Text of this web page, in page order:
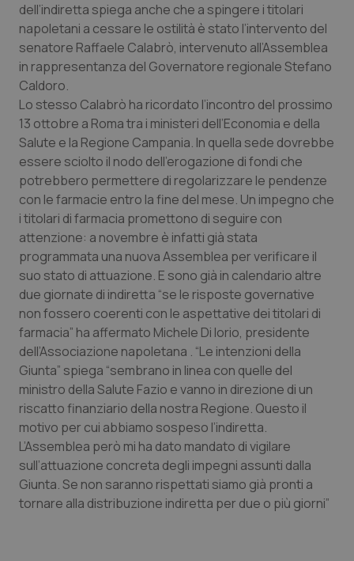
Lazio
Liguria
Lombardia
Marche
Molise
Piemonte
Provincia Autonoma di Bolzano
Provincia Autonoma di Trento
Puglia
Sardegna
Sicilia
Toscana
Diabete & glucometri
Disturbi dell’umore
Dolore
Donna & Salute
Epatiti
HIV
Infezioni & Febbre
Ipertensione & Scompenso
Malattie rare
Malattia di Crohn & Rettocolite Ulcerosa
Neuroscienze & patologie neurodegenerative
Obesità
dell’indiretta spiega anche che a spingere i titolari
napoletani a cessare le ostilità è stato l’intervento del
senatore Raffaele Calabrò, intervenuto all’Assemblea
in rappresentanza del Governatore regionale Stefano
Caldoro.
Lo stesso Calabrò ha ricordato l’incontro del prossimo
13 ottobre a Roma tra i ministeri dell’Economia e della
Salute e la Regione Campania. In quella sede dovrebbe
essere sciolto il nodo dell’erogazione di fondi che
potrebbero permettere di regolarizzare le pendenze
con le farmacie entro la fine del mese. Un impegno che
i titolari di farmacia promettono di seguire con
attenzione: a novembre è infatti già stata
programmata una nuova Assemblea per verificare il
suo stato di attuazione. E sono già in calendario altre
due giornate di indiretta “se le risposte governative
non fossero coerenti con le aspettative dei titolari di
farmacia” ha affermato Michele Di Iorio, presidente
dell’Associazione napoletana . “Le intenzioni della
Giunta” spiega “sembrano in linea con quelle del
ministro della Salute Fazio e vanno in direzione di un
riscatto finanziario della nostra Regione. Questo il
motivo per cui abbiamo sospeso l’indiretta.
L’Assemblea però mi ha dato mandato di vigilare
sull’attuazione concreta degli impegni assunti dalla
Giunta. Se non saranno rispettati siamo già pronti a
tornare alla distribuzione indiretta per due o più giorni”